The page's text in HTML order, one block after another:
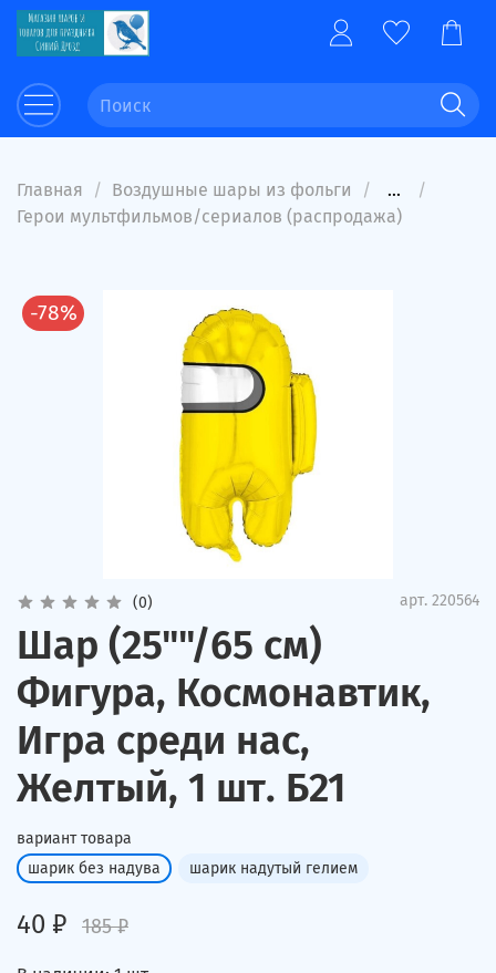
Главная Воздушные шары из фольги
...
Герои мультфильмов/сериалов (распродажа)
-78%
(0) арт. 220564
Шар (25""/65 см)
Фигура, Космонавтик,
Игра среди нас,
Желтый, 1 шт. Б21
вариант товара
шарик без надува
шарик надутый гелием
40 ₽ 185 ₽